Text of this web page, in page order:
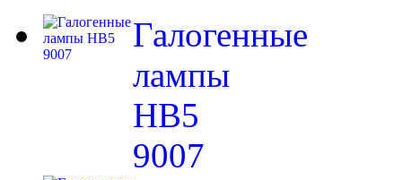
Галогенные
лампы
HB5
9007